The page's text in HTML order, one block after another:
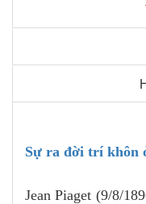
Sự ra đời trí khôn
Jean Piaget (9/8/